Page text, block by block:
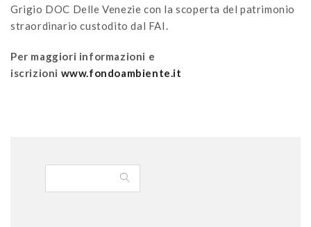
Grigio DOC Delle Venezie con la scoperta del patrimonio
straordinario custodito dal FAI.
Per maggiori informazioni e
iscrizioni www.fondoambiente.it